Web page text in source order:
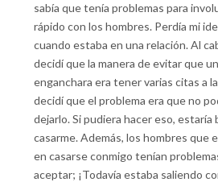
sabía que tenía problemas para
rápido con los hombres. Perdía mi
cuando estaba en una relación. Al
decidí que la manera de evitar que
enganchara era tener varias citas a
decidí que el problema era que no
dejarlo. Si pudiera hacer eso, estaría
casarme. Además, los hombres que
en casarse conmigo tenían
aceptar; ¡Todavía estaba saliendo